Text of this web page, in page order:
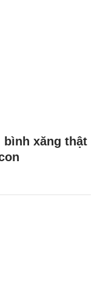
xăng thật